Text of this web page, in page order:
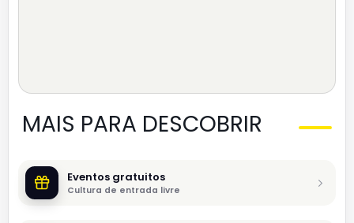
MAIS PARA DESCOBRIR
Eventos gratuitos
Cultura de entrada livre